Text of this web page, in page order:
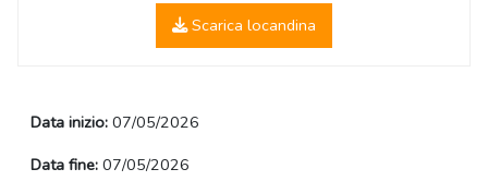
Scarica locandina
Data inizio: 07/05/2026
Data fine: 07/05/2026